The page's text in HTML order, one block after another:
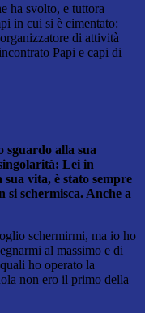
ha svolto, e tuttora
in cui si è cimentato:
di attività
Papi e capi di
sguardo alla sua
Lei in
vita, è stato sempre
schermisca. Anche a
schermirmi, ma io ho
al massimo e di
ho operato la
non ero il primo della